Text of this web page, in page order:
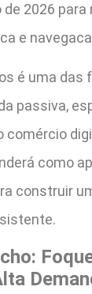
2026 para
e
é uma das
passiva,
comércio
como
construir